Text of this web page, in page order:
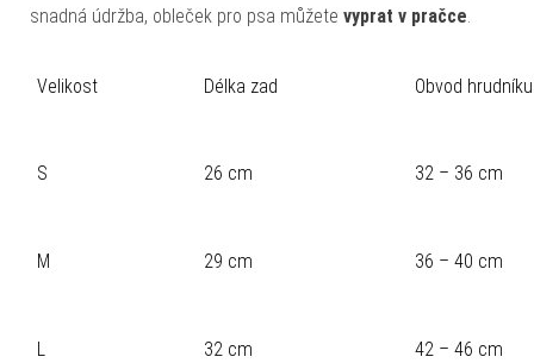
snadná údržba, obleček pro psa můžete vyprat v pračce.
Velikost Délka zad Obvod hrudníku
S 26 cm 32 – 36 cm
M 29 cm 36 – 40 cm
L 32 cm 42 – 46 cm